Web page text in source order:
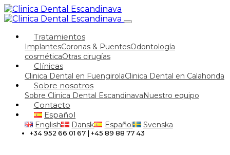
Tratamientos
ImplantesCoronas & PuentesOdontología
cosméticaOtras cirugías
Clínicas
Clinica Dental en FuengirolaClinica Dental en Calahonda
Sobre nosotros
Sobre Clinica Dental EscandinavaNuestro equipo
Contacto
Español
English Dansk Español Svenska
+34 952 66 01 67 | +45 89 88 77 43